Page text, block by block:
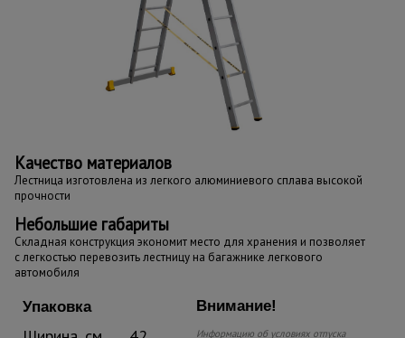
Качество материалов
Лестница изготовлена из легкого алюминиевого сплава высокой
прочности
Небольшие габариты
Складная конструкция экономит место для хранения и позволяет
с легкостью перевозить лестницу на багажнике легкового
автомобиля
Упаковка Внимание!
Информацию об условиях отпуска